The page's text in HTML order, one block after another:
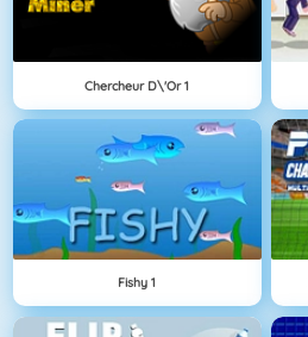
Chercheur D\'Or 1
Fishy 1